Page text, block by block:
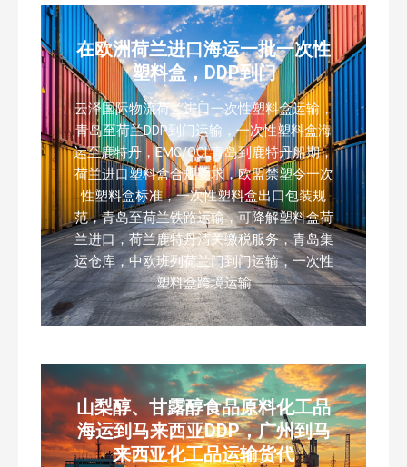
在欧洲荷兰进口海运一批一次性
塑料盒，DDP到门
云泽国际物流荷兰进口一次性塑料盒运输，
青岛至荷兰DDP到门运输，一次性塑料盒海
运至鹿特丹，EMC/OCL青岛到鹿特丹船期，
荷兰进口塑料盒合规要求，欧盟禁塑令一次
性塑料盒标准，一次性塑料盒出口包装规
范，青岛至荷兰铁路运输，可降解塑料盒荷
兰进口，荷兰鹿特丹清关缴税服务，青岛集
运仓库，中欧班列荷兰门到门运输，一次性
塑料盒跨境运输
山梨醇、甘露醇食品原料化工品
海运到马来西亚DDP，广州到马
来西亚化工品运输货代